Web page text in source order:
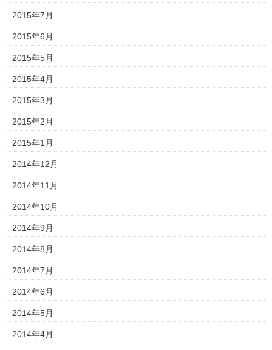
2015年7月
2015年6月
2015年5月
2015年4月
2015年3月
2015年2月
2015年1月
2014年12月
2014年11月
2014年10月
2014年9月
2014年8月
2014年7月
2014年6月
2014年5月
2014年4月